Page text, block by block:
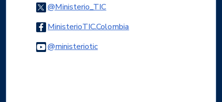
@Ministerio_TICLogo Twitter
MinisterioTIC.ColombiaLogo Facebook
@ministerioticLogo Youtube